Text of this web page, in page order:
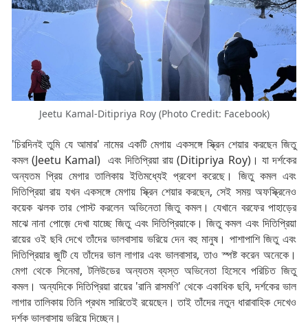
Jeetu Kamal-Ditipriya Roy (Photo Credit: Facebook)
'চিরদিনই তুমি যে আমার' নামের একটি মেগায় একসঙ্গে স্ক্রিন শেয়ার করছেন জিতু
কমল (Jeetu Kamal) এবং দিতিপ্রিয়া রায় (Ditipriya Roy)। যা দর্শকের
অন্যতম প্রিয় মেগার তালিকায় ইতিমধ্যেই প্রবেশ করেছে। জিতু কমল এবং
দিতিপ্রিয়া রায় যখন একসঙ্গে মেগায় স্ক্রিন শেয়ার করছেন, সেই সময় অফস্ক্রিনেও
কয়েক ঝলক তার পোস্ট করলেন অভিনেতা জিতু কমল। যেখানে বরফের পাহাড়ের
মাঝে নানা পোজ়ে দেখা যাচ্ছে জিতু এবং দিতিপ্রিয়াকে। জিতু কমল এবং দিতিপ্রিয়া
রায়ের ওই ছবি দেখে তাঁদের ভালবাসায় ভরিয়ে দেন বহু মানুষ। পাশাপাশি জিতু এবং
দিতিপ্রিয়ার জুটি যে তাঁদের ভাল লাগার এবং ভালবাসার, তাও স্পষ্ট করেন অনেকে।
মেগা থেকে সিনেমা, টলিউডের অন্যতম ব্যস্ত অভিনেতা হিসেবে পরিচিত জিতু
কমল। অন্যদিকে দিতিপ্রিয়া রায়ের 'রানি রাসমণি' থেকে একাধিক ছবি, দর্শকের ভাল
লাগার তালিকায় তিনি প্রথম সারিতেই রয়েছেন। তাই তাঁদের নতুন ধারাবাহিক দেখেও
দর্শক ভালবাসায় ভরিয়ে দিচ্ছেন।